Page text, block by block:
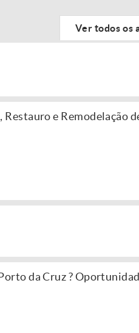
Ver todos os
e Remodelação
da Cruz ?